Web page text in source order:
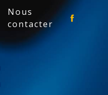
Nous
contacter